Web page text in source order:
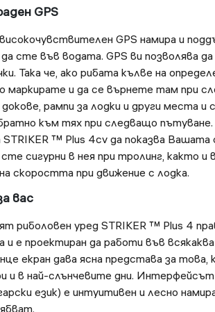
GPS
GPS намира и
сте във водата. GPS ви позволява
Така че, ако рибата кълве на
маркирате и да се върнете там при
рампи за лодки и други места и
към тях при следващо
STRIKER ™ Plus 4cv да показва Вашата
сте сигурни в нея при тролинг, както и
скоростта при движение с лодка.
вас
риболовен уред STRIKER ™ Plus 4
и е проектиран да работи във
екран дава ясна представа за това,
и в най-слънчевите дни.
език) е интуитивен и лесно